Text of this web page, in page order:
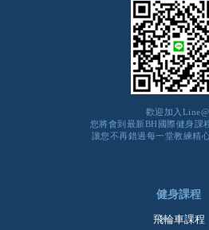
歡迎加入Line@,
您將會到最新BH國際健身課
讓您不再錯過每一堂教練精
健身課程
飛輪車課程